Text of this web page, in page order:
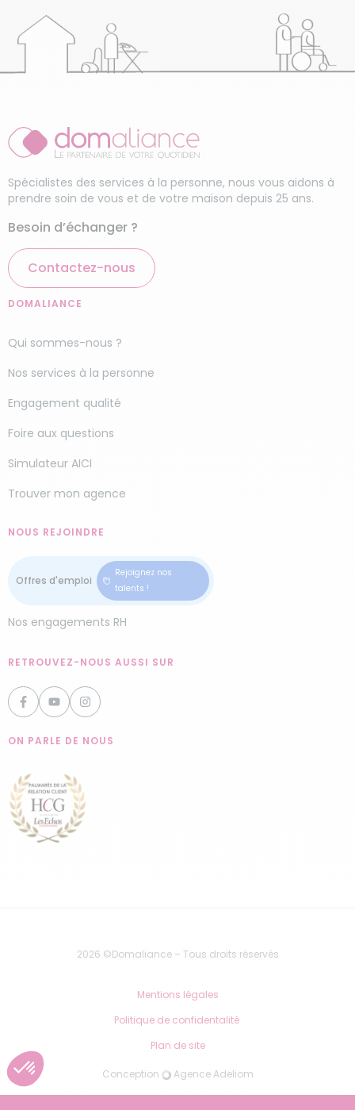
Spécialistes des services à la personne, nous vous aidons à
prendre soin de vous et de votre maison depuis 25 ans.
Besoin d’échanger ?
Contactez-nous
DOMALIANCE
Qui sommes-nous ?
Nos services à la personne
Engagement qualité
Foire aux questions
Simulateur AICI
Trouver mon agence
NOUS REJOINDRE
Rejoignez nos
talents !
Nos engagements RH
RETROUVEZ-NOUS AUSSI SUR
ON PARLE DE NOUS
2026 ©Domaliance – Tous droits réservés
Mentions légales
Politique de confidentalité
Plan de site
Conception Agence Adeliom